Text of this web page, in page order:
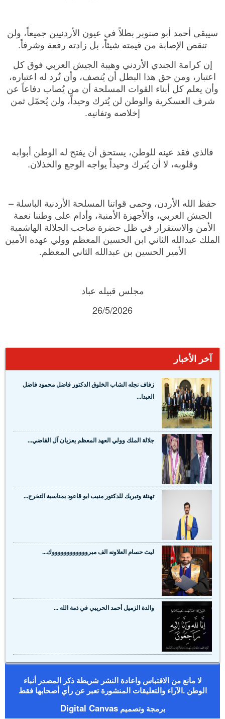
سيبقى أحمد أبو صنوبر بطلاً في عيون الأردنيين جميعاً، ولن
تنقص الإصابة من قيمته شيئاً، بل زادته رفعة وشرفاً.
إن كرامة الجندي الأردني وهيبة الجيش العربي فوق كل
اعتبار، ومن حق هذا البطل أن يُنصف، وأن تُرد له اعتباره،
وأن يعلم كل أبناء القوات المسلحة أن من يُصاب دفاعاً عن
شرف العسكرية والوطن لن يُترك وحيداً، ولن يُحمّل ثمن
إخلاصه وتفانيه.
فالذي فقد عينه للوطن، يستحق أن يفتح له الوطن أبوابه
وقلوبه، لا أن يُترك وحيداً يواجه الوجع والخذلان.
حفظ الله الأردن، وحمى قواتنا المسلحة الأردنية الباسلة –
الجيش العربي، والأجهزة الأمنية، وأدام على وطننا نعمة
الأمن والاستقرار في ظل حضرة صاحب الجلالة الهاشمية
الملك عبدالله الثاني ابن الحسين المعظم وولي عهده الأمين
الأمير الحسين بن عبدالله الثاني المعظم.
مجلس قبيله عباد
26/5/2026
آخر الأخبار
زفاف نجله الشاب الخلوق الدكتور فاضل محمود فاضل
العبدا...
جلالة الملك وولي العهد المعظم يعزيان آل القاضي...
تهنئة وتبريك للدكتور منيب ابو قاعود بمناسبة التخرج...
ليث حسام العلاونه الف مبرووووووووووووك...
والدة الزميل أحمد الحريبي في ذمة الله ...
لا مانع من الاقتباس واعادة النشر شريطة ذكر المصدر أنباء
الوطن .الآراء والتعليقات المنشورة تعبر عن رأي أصحابها فقط
برمجة وتصميمDigital Canvas